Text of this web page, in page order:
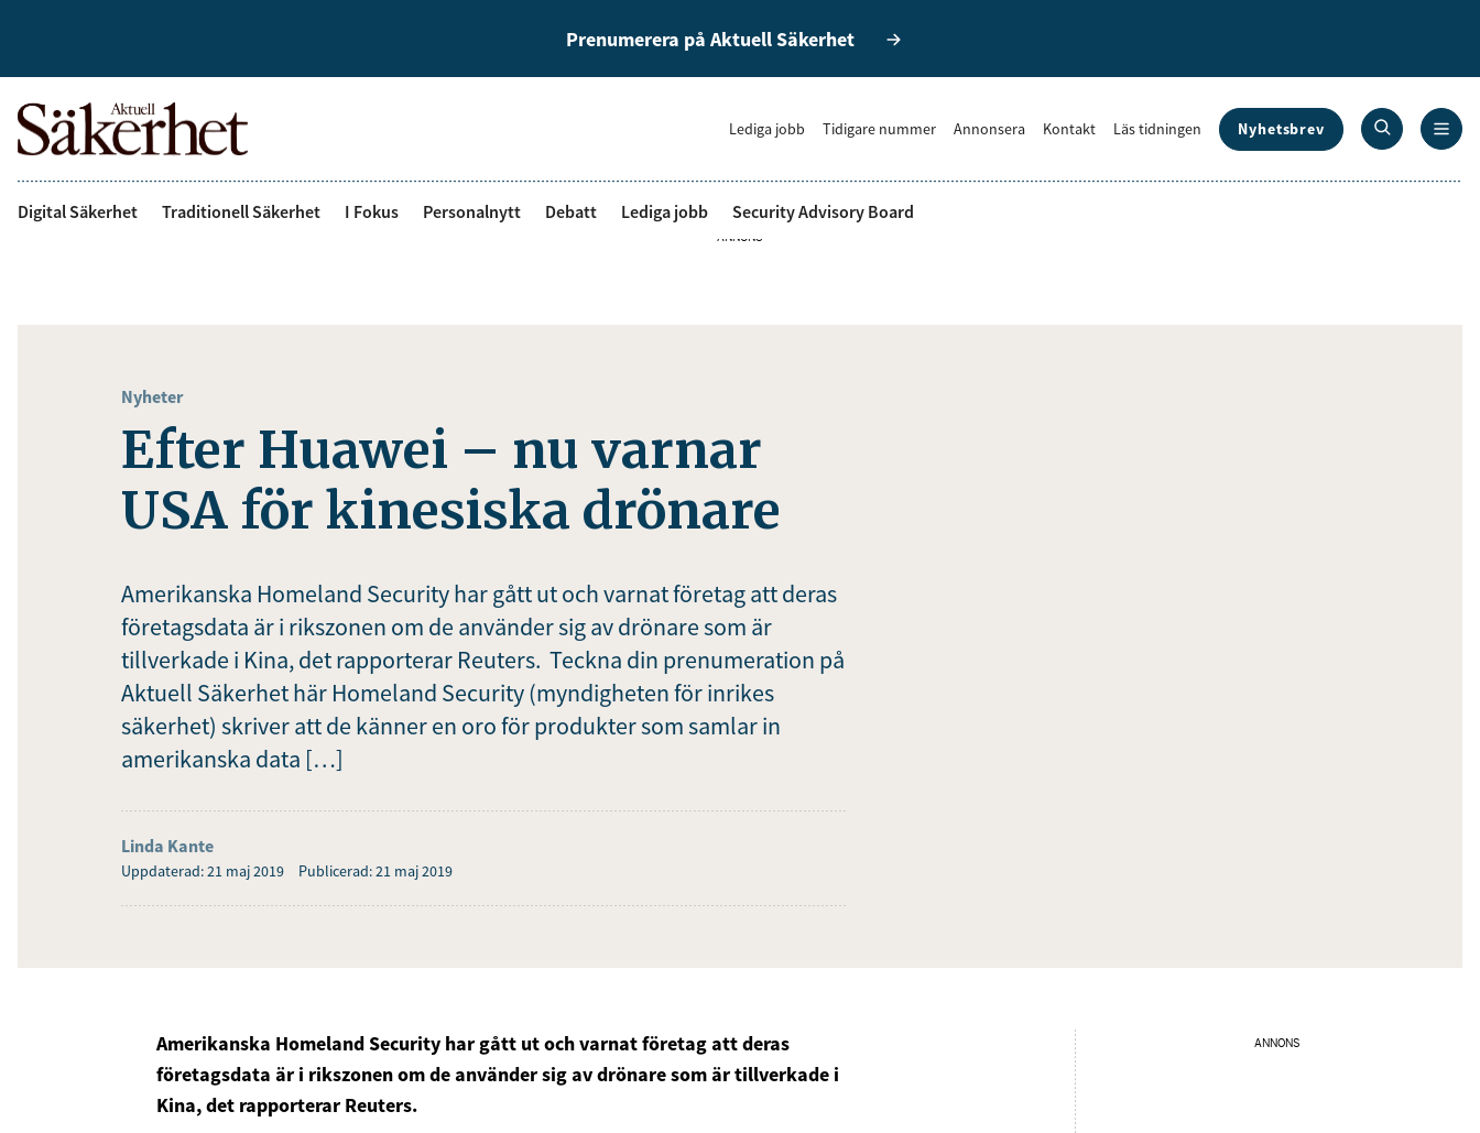
Prenumerera på Aktuell Säkerhet
Lediga jobb Tidigare nummer Annonsera Kontakt Läs tidningen Nyhetsbrev
Digital Säkerhet Traditionell Säkerhet I Fokus Personalnytt Debatt Lediga jobb Security Advisory Board
ANNONS
Nyheter
Efter Huawei – nu varnar
USA för kinesiska drönare
Amerikanska Homeland Security har gått ut och varnat företag att deras
företagsdata är i rikszonen om de använder sig av drönare som är
tillverkade i Kina, det rapporterar Reuters. Teckna din prenumeration på
Aktuell Säkerhet här Homeland Security (myndigheten för inrikes
säkerhet) skriver att de känner en oro för produkter som samlar in
amerikanska data […]
Linda Kante
Uppdaterad: 21 maj 2019 Publicerad: 21 maj 2019
Amerikanska Homeland Security har gått ut och varnat företag att deras
företagsdata är i rikszonen om de använder sig av drönare som är tillverkade i
Kina, det rapporterar Reuters.
ANNONS